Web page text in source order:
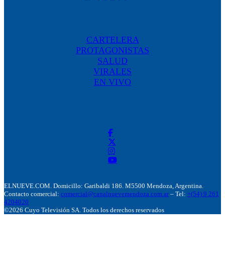
CARTELERA
PROTAGONISTAS
SALUD
VIRALES
EN VIVO
ELNUEVE.COM. Domicillo: Garibaldi 186. M5500 Mendoza, Argentina.
Contacto comercial: comercial@canalnuevemendoza.com.ar – Tel: +(54) 9 261
4204020
©2026 Cuyo Televisión SA. Todos los derechos reservados